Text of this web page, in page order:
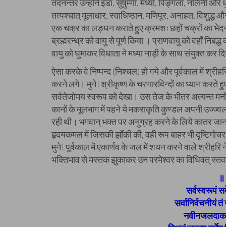
तदनन्तर उन्होंने इडा, सुषुम्णा, मध्या, पिङ्गला, नलिनी और
तत्पश्चात् मूलाधार, स्वाधिष्ठान, मणिपूर, अनाहत, विशुद्ध
एक चक्र का लङ्घन कराते हुए क्रमशः छहों चक्रों का
ब्रह्मरन्ध्र को वायु से पूर्ण किया । प्राणवायु को वहाँ
वायु को घुमाकर विधाता ने मध्या नाड़ी के साथ संयुक्त कर
ऐसा करके वे निष्पन्द (निश्चल) हो गये और पूर्वकाल में
करने लगे। मुने! श्रीकृष्ण के चरणारविन्दों का ध्यान
सर्वतेजोमय स्वरूप को देखा। उस तेज के भीतर अत्यन्त
कानों के मूलभाग में पहने ये मकराकृति कुण्डल अपनी
रही थी। भगवान् भक्त पर अनुग्रह करने के लिये कातर
हृदयकमल में जिसकी झाँकी की, वही रूप बाहर भी
मुने! पूर्वकाल में एकार्णव के जल में शयन करने वाले श्रीहरि ने
भक्तिभाव से मस्तक झुकाकर उन परमेश्वर का विधिवत्
सर्वस्वरूपं
सर्वानिर्वचनीयं